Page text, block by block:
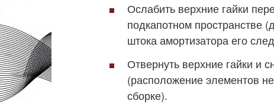
Ослабить верхние гайки
подкапотном пространстве
штока амортизатора его
Отвернуть верхние гайки и
(расположение элементов
сборке).